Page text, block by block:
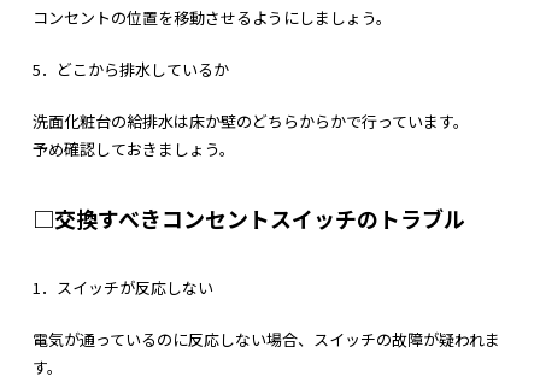
コンセントの位置を移動させるようにしましょう。
5．どこから排水しているか
洗面化粧台の給排水は床か壁のどちらからかで行っています。
予め確認しておきましょう。
□交換すべきコンセントスイッチのトラブル
1．スイッチが反応しない
電気が通っているのに反応しない場合、スイッチの故障が疑われま
す。